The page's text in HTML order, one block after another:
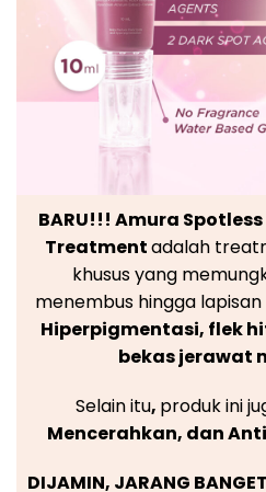
BARU!!! Amura
Treatmentadalah
khusus yang
menembus hingga
Hiperpigmentasi, flek
bekas jerawat
Selain itu, produk ini
Mencerahkan, dan
DIJAMIN, JARANG